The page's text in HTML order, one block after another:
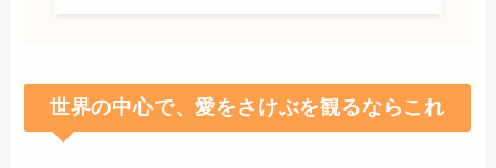
世界の中心で、愛をさけぶを観るならこれ